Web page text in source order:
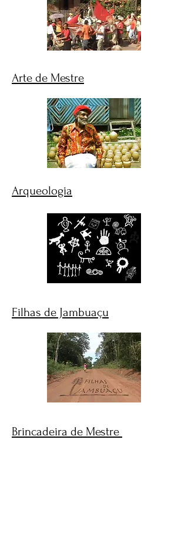
Arte de Mestre
Arqueologia
Filhas de Jambuaçu
Brincadeira de Mestre